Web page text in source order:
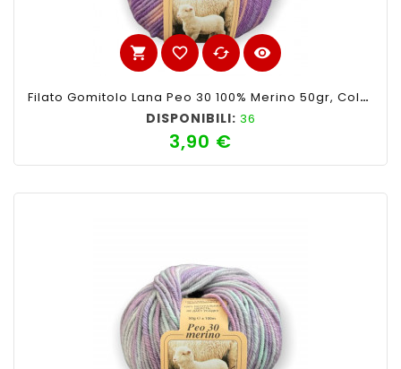
shopping_cart favorite_border cached visibility
Filato Gomitolo Lana Peo 30 100% Merino 50gr, Colore Mix Lilla N°139-Ferri Consigliati N°3-4
DISPONIBILI: 36
3,90 €